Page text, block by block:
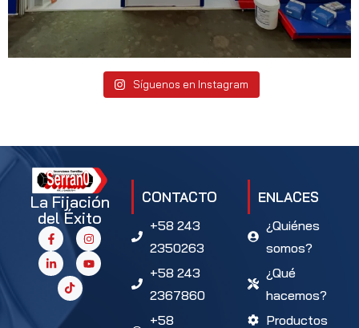
Síguenos en Instagram
La Fijación
del Éxito
CONTACTO
+58 243
2350263
+58 243
2367860
+58
ENLACES
¿Quiénes
somos?
¿Qué
hacemos?
Productos